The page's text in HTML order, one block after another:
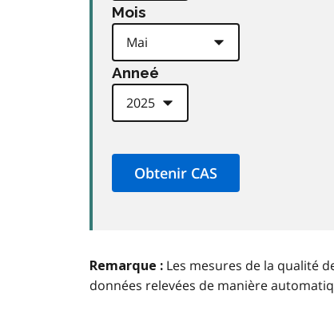
Mois
Anneé
Remarque : Les mesures de la qualité
données relevées de manière